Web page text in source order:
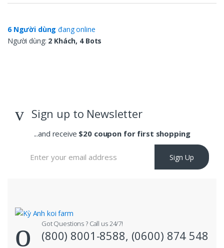
6 Người dùng đang online
Người dùng: 2 Khách, 4 Bots
Sign up to Newsletter
...and receive $20 coupon for first shopping
Sign Up
Got Questions ? Call us 24/7!
(800) 8001-8588, (0600) 874 548